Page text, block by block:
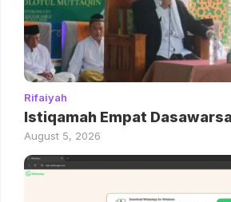
Rifaiyah
Istiqamah Empat
August 5, 2026